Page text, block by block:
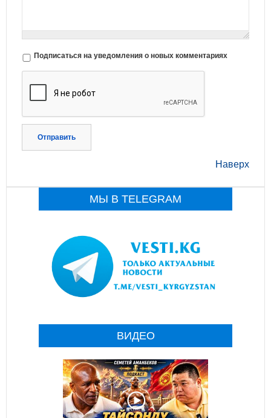
Подписаться на уведомления о новых комментариях
Отправить
Наверх
МЫ В TELEGRAM
ВИДЕО